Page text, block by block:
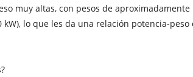
muy altas, con pesos de
lo que les da una relación potencia-